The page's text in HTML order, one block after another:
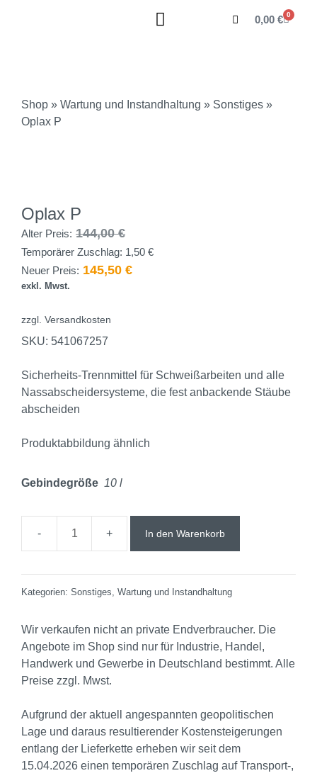
0,00 € 0
Shop » Wartung und Instandhaltung » Sonstiges »
Oplax P
Oplax P
Alter Preis: 144,00€
Temporärer Zuschlag: 1,50 €
Neuer Preis: 145,50 €
exkl. Mwst.
zzgl. Versandkosten
SKU: 541067257
Sicherheits-Trennmittel für Schweißarbeiten und alle
Nassabscheidersysteme, die fest anbackende Stäube
abscheiden
Produktabbildung ähnlich
Gebindegröße 10 l
In den Warenkorb
Kategorien: Sonstiges, Wartung und Instandhaltung
Wir verkaufen nicht an private Endverbraucher. Die
Angebote im Shop sind nur für Industrie, Handel,
Handwerk und Gewerbe in Deutschland bestimmt. Alle
Preise zzgl. Mwst.
Aufgrund der aktuell angespannten geopolitischen
Lage und daraus resultierender Kostensteigerungen
entlang der Lieferkette erheben wir seit dem
15.04.2026 einen temporären Zuschlag auf Transport‑,